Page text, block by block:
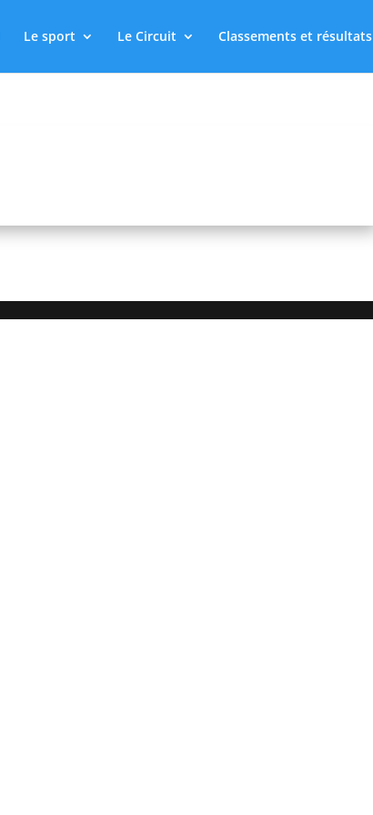
Le sport Le Circuit Classements et résultats